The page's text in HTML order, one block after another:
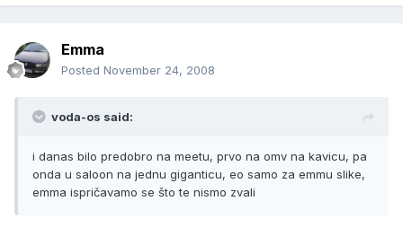
Emma
Posted November 24, 2008
voda-os said:
i danas bilo predobro na meetu, prvo na omv na kavicu, pa
onda u saloon na jednu giganticu, eo samo za emmu slike,
emma ispričavamo se što te nismo zvali